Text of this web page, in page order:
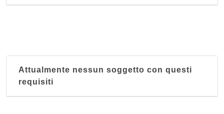
Attualmente nessun soggetto con questi
requisiti